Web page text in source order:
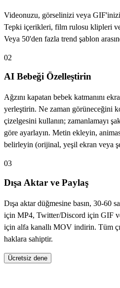
Videonuzu, görselinizi veya
Tepki içerikleri, film rulosu klipleri
Veya 50'den fazla trend şablon
02
AI Bebeği Özelleştirin
Ağzını kapatan bebek katmanını
yerleştirin. Ne zaman görüneceğini
çizelgesini kullanın; zamanlamayı
göre ayarlayın. Metin ekleyin,
belirleyin (orijinal, yeşil ekran veya
03
Dışa Aktar ve Paylaş
Dışa aktar düğmesine basın, 30-60
için MP4, Twitter/Discord için GIF
için alfa kanallı MOV indirin. Tüm
haklara sahiptir.
Ücretsiz dene